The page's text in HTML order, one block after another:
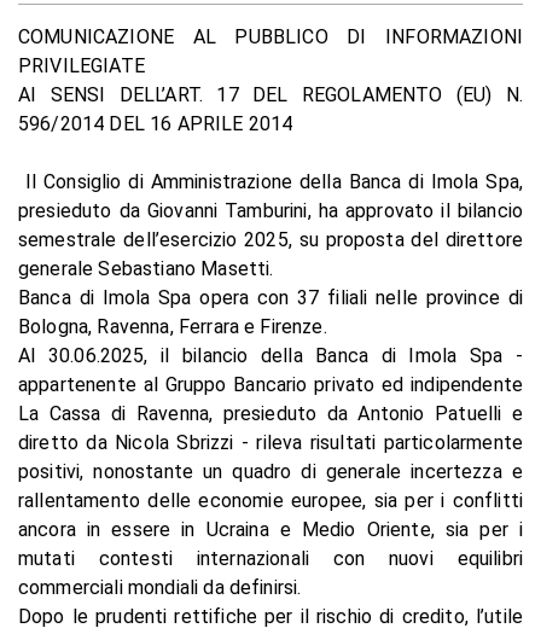
COMUNICAZIONE AL PUBBLICO DI INFORMAZIONI
PRIVILEGIATE
AI SENSI DELL’ART. 17 DEL REGOLAMENTO (EU) N.
596/2014 DEL 16 APRILE 2014
Il Consiglio di Amministrazione della Banca di Imola Spa,
presieduto da Giovanni Tamburini, ha approvato il bilancio
semestrale dell’esercizio 2025, su proposta del direttore
generale Sebastiano Masetti.
Banca di Imola Spa opera con 37 filiali nelle province di
Bologna, Ravenna, Ferrara e Firenze.
Al 30.06.2025, il bilancio della Banca di Imola Spa -
appartenente al Gruppo Bancario privato ed indipendente
La Cassa di Ravenna, presieduto da Antonio Patuelli e
diretto da Nicola Sbrizzi - rileva risultati particolarmente
positivi, nonostante un quadro di generale incertezza e
rallentamento delle economie europee, sia per i conflitti
ancora in essere in Ucraina e Medio Oriente, sia per i
mutati contesti internazionali con nuovi equilibri
commerciali mondiali da definirsi.
Dopo le prudenti rettifiche per il rischio di credito, l’utile